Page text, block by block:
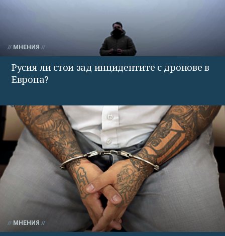
МНЕНИЯ
Русия ли стои зад инцидентите с дронове в
Европа?
МНЕНИЯ